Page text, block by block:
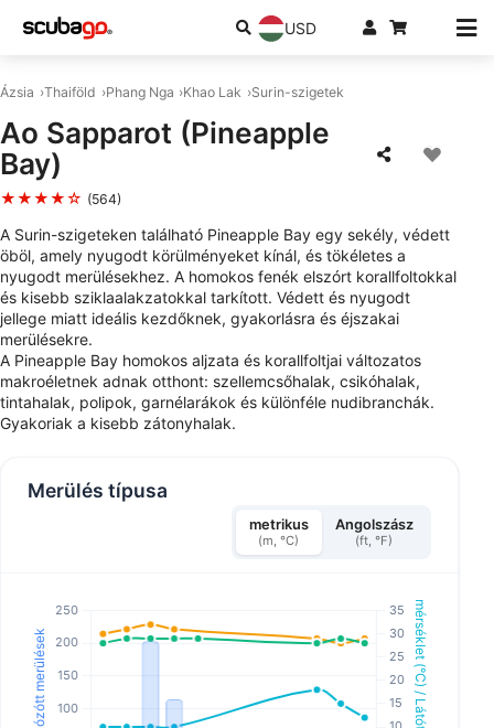
USD
Ázsia Thaiföld Phang Nga Khao Lak Surin-szigetek
Ao Sapparot (Pineapple
Bay)
★★★★☆ (564)
A Surin-szigeteken található Pineapple Bay egy sekély, védett
öböl, amely nyugodt körülményeket kínál, és tökéletes a
nyugodt merülésekhez. A homokos fenék elszórt korallfoltokkal
és kisebb sziklaalakzatokkal tarkított. Védett és nyugodt
jellege miatt ideális kezdőknek, gyakorlásra és éjszakai
merülésekre.
A Pineapple Bay homokos aljzata és korallfoltjai változatos
makroéletnek adnak otthont: szellemcsőhalak, csikóhalak,
tintahalak, polipok, garnélarákok és különféle nudibranchák.
Gyakoriak a kisebb zátonyhalak.
Merülés típusa
metrikus
(m, °C)
Angolszász
(ft, °F)